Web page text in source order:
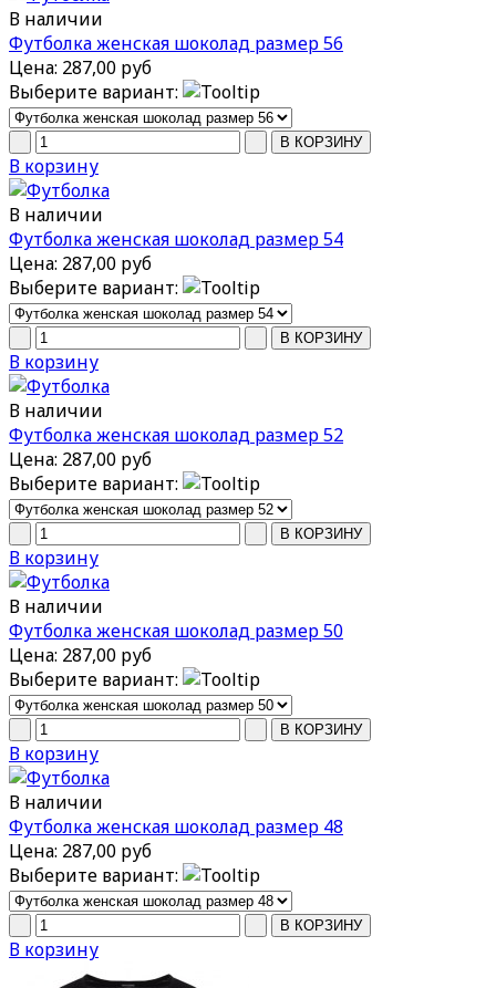
В наличии
Футболка женская шоколад размер 56
Цена: 287,00 руб
Выберите вариант:
В корзину
В наличии
Футболка женская шоколад размер 54
Цена: 287,00 руб
Выберите вариант:
В корзину
В наличии
Футболка женская шоколад размер 52
Цена: 287,00 руб
Выберите вариант:
В корзину
В наличии
Футболка женская шоколад размер 50
Цена: 287,00 руб
Выберите вариант:
В корзину
В наличии
Футболка женская шоколад размер 48
Цена: 287,00 руб
Выберите вариант:
В корзину